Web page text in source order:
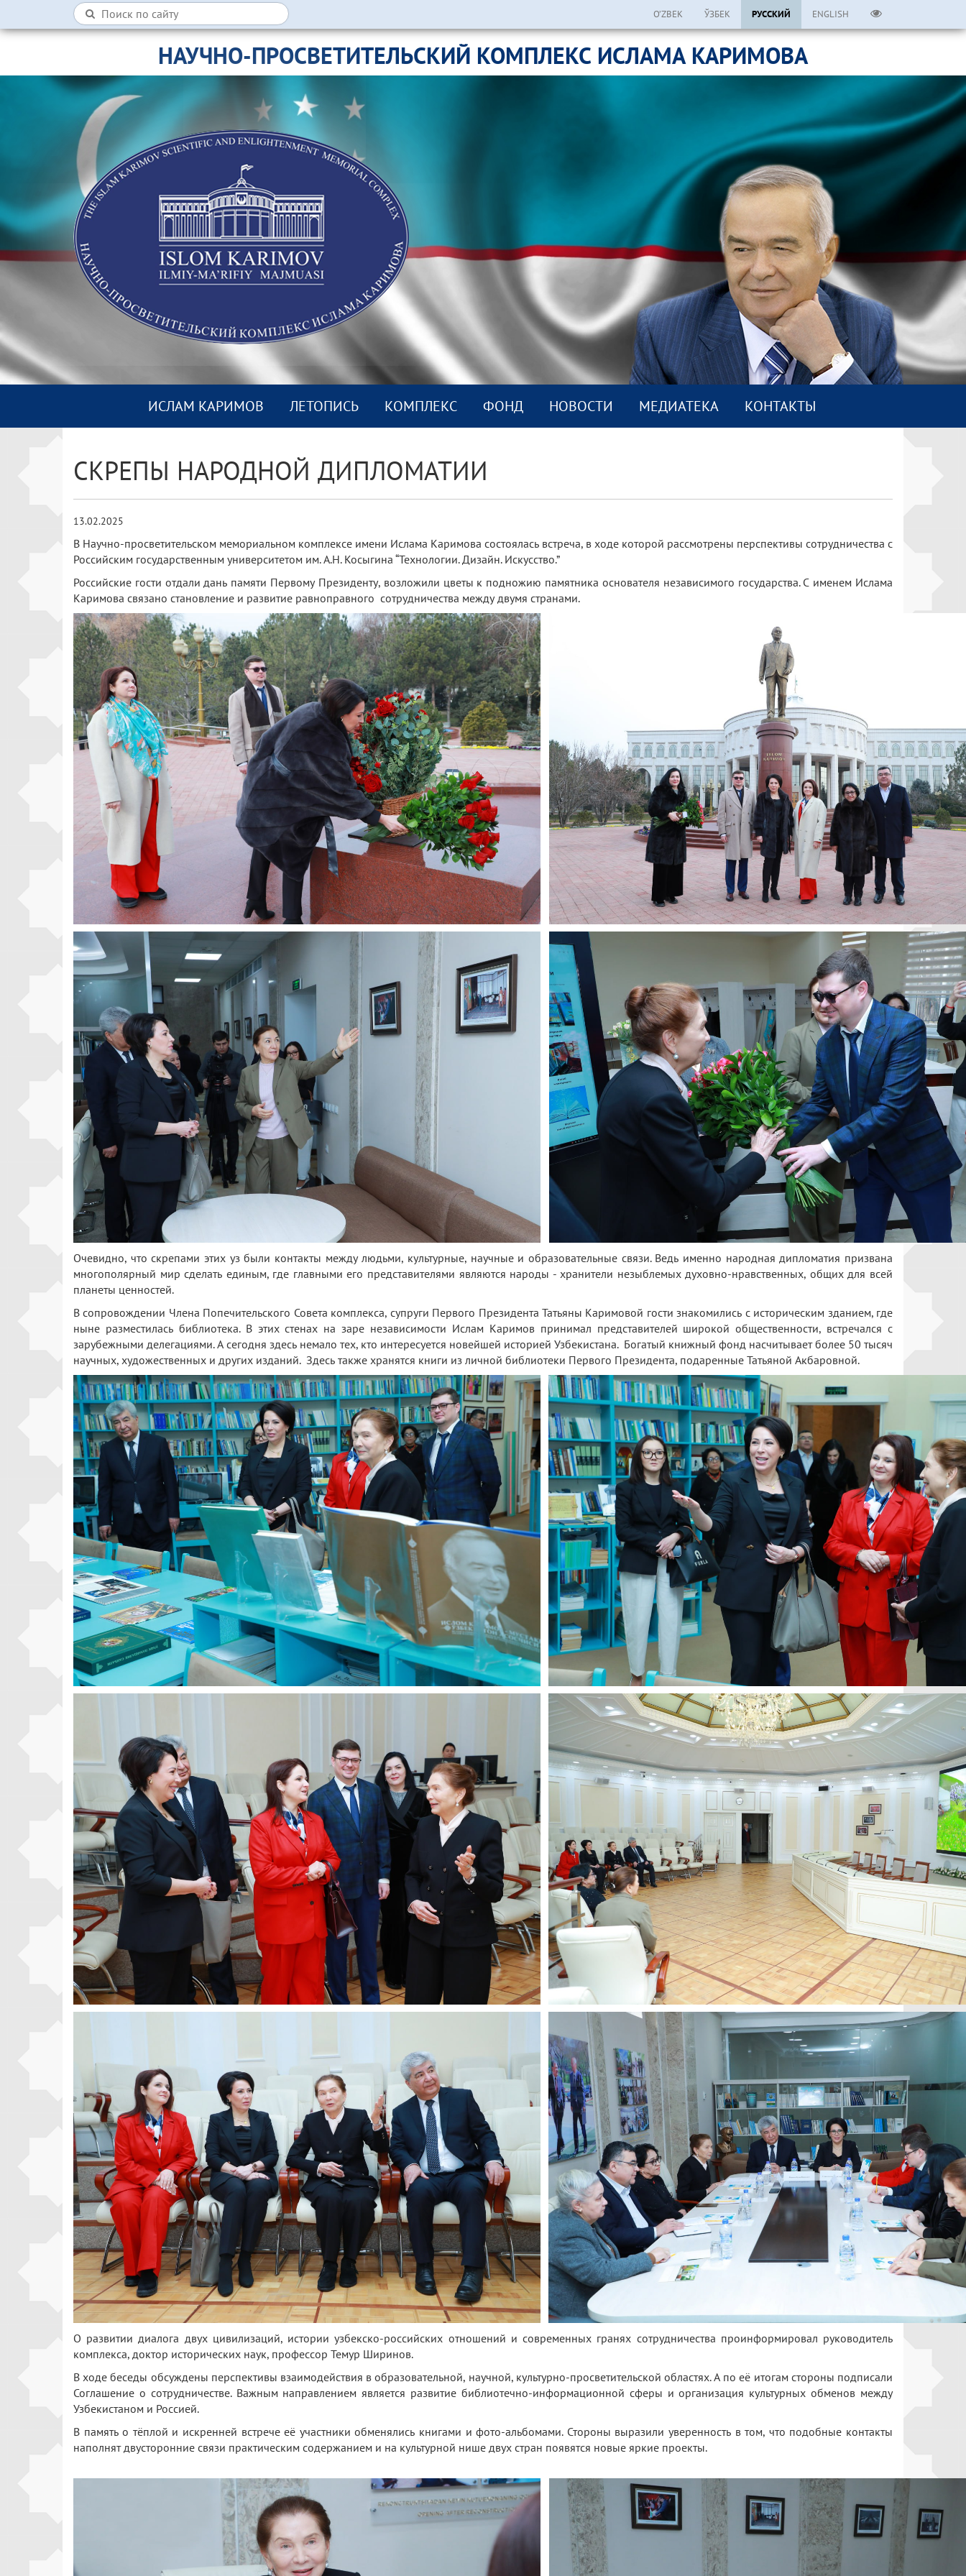
O’ZBEK ЎЗБЕК РУССКИЙ ENGLISH
НАУЧНО-ПРОСВЕТИТЕЛЬСКИЙ КОМПЛЕКС ИСЛАМА КАРИМОВА
ИСЛАМ КАРИМОВ ЛЕТОПИСЬ КОМПЛEКС ФОНД НОВОСТИ МEДИАТEКА КОНТАКТЫ
СКРЕПЫ НАРОДНОЙ ДИПЛОМАТИИ
13.02.2025
В Научно-просветительском мемориальном комплексе имени Ислама Каримова состоялась встреча, в ходе которой рассмотрены перспективы сотрудничества с
Российским государственным университетом им. А.Н. Косыгина “Технологии. Дизайн. Искусство.”
Российские гости отдали дань памяти Первому Президенту, возложили цветы к подножию памятника основателя независимого государства. С именем Ислама
Каримова связано становление и развитие равноправного сотрудничества между двумя странами.
Очевидно, что скрепами этих уз были контакты между людьми, культурные, научные и образовательные связи. Ведь именно народная дипломатия призвана
многополярный мир сделать единым, где главными его представителями являются народы - хранители незыблемых духовно-нравственных, общих для всей
планеты ценностей.
В сопровождении Члена Попечительского Совета комплекса, супруги Первого Президента Татьяны Каримовой гости знакомились с историческим зданием, где
ныне разместилась библиотека. В этих стенах на заре независимости Ислам Каримов принимал представителей широкой общественности, встречался с
зарубежными делегациями. А сегодня здесь немало тех, кто интересуется новейшей историей Узбекистана. Богатый книжный фонд насчитывает более 50 тысяч
научных, художественных и других изданий. Здесь также хранятся книги из личной библиотеки Первого Президента, подаренные Татьяной Акбаровной.
О развитии диалога двух цивилизаций, истории узбекско-российских отношений и современных гранях сотрудничества проинформировал руководитель
комплекса, доктор исторических наук, профессор Темур Ширинов.
В ходе беседы обсуждены перспективы взаимодействия в образовательной, научной, культурно-просветительской областях. А по её итогам стороны подписали
Соглашение о сотрудничестве. Важным направлением является развитие библиотечно-информационной сферы и организация культурных обменов между
Узбекистаном и Россией.
В память о тёплой и искренней встрече её участники обменялись книгами и фото-альбомами. Стороны выразили уверенность в том, что подобные контакты
наполнят двусторонние связи практическим содержанием и на культурной нише двух стран появятся новые яркие проекты.